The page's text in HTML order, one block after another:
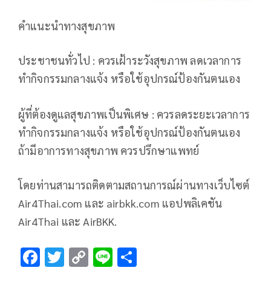
คำแนะนำทางสุขภาพ
ประชาชนทั่วไป : ควรเฝ้าระวังสุขภาพ ลดเวลาการ
ทำกิจกรรมกลางแจ้ง หรือใช้อุปกรณ์ป้องกันตนเอง
ผู้ที่ต้องดูแลสุขภาพเป็นพิเศษ : ควรลดระยะเวลาการ
ทำกิจกรรมกลางแจ้ง หรือใช้อุปกรณ์ป้องกันตนเอง
ถ้ามีอาการทางสุขภาพ ควรปรึกษาแพทย์
โดยท่านสามารถติดตามสถานการณ์ผ่านทางเว็บไซต์
Air4Thai.com และ airbkk.com แอปพลิเคชัน
Air4Thai และ AirBKK.
F T C Li